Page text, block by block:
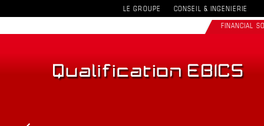
LE GROUPE CONSEIL & INGENIERIE
FINANCIAL